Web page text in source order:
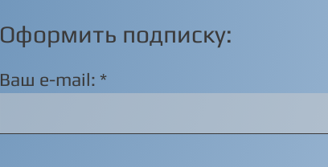
Оформить подписку:
Ваш e-mail: